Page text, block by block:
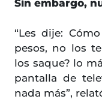
Sin embargo,
“Les dije:
pesos, no los
los saque? lo
pantalla de
nada más”,